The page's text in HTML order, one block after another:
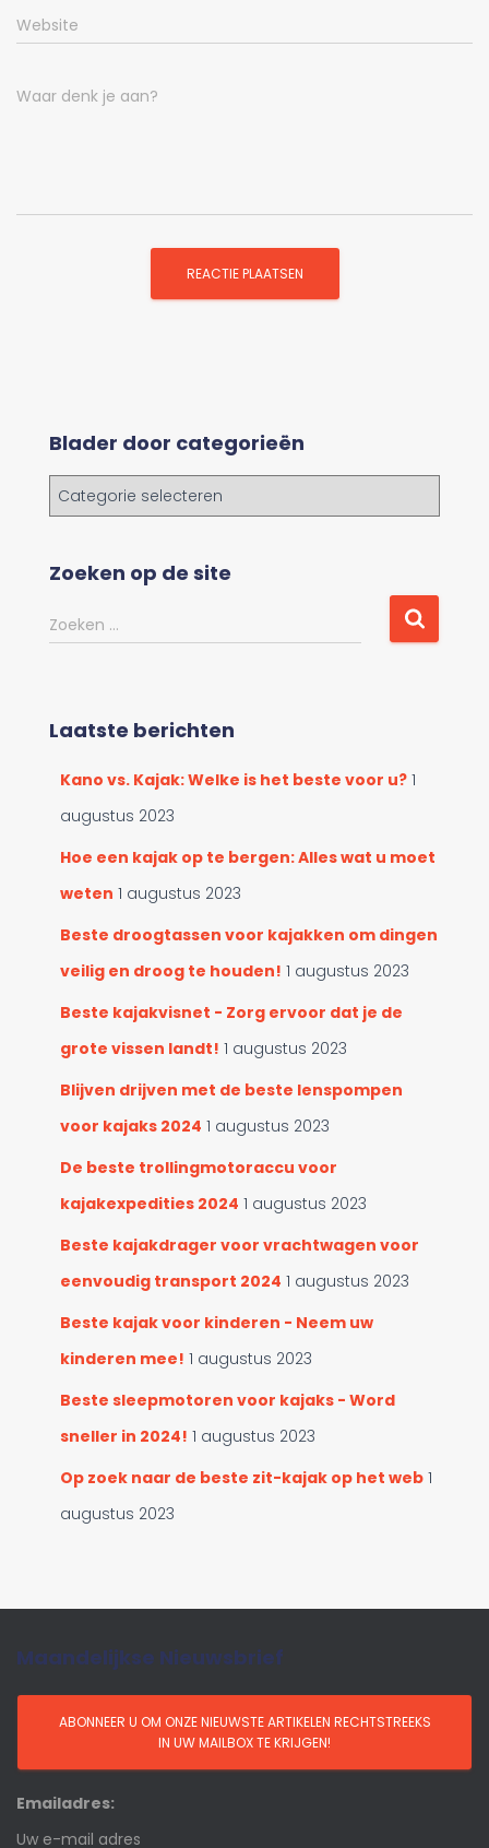
Website
Waar denk je aan?
Blader door categorieën
e
d
c
Zoeken op de site
Z
o
n
Zoeken …
Laatste berichten
Kano vs. Kajak: Welke is het beste voor u? 1
augustus 2023
Hoe een kajak op te bergen: Alles wat u moet
weten 1 augustus 2023
Beste droogtassen voor kajakken om dingen
veilig en droog te houden! 1 augustus 2023
Beste kajakvisnet - Zorg ervoor dat je de
grote vissen landt! 1 augustus 2023
Blijven drijven met de beste lenspompen
voor kajaks 2024 1 augustus 2023
De beste trollingmotoraccu voor
kajakexpedities 2024 1 augustus 2023
Beste kajakdrager voor vrachtwagen voor
eenvoudig transport 2024 1 augustus 2023
Beste kajak voor kinderen - Neem uw
kinderen mee! 1 augustus 2023
Beste sleepmotoren voor kajaks - Word
sneller in 2024! 1 augustus 2023
Op zoek naar de beste zit-kajak op het web 1
augustus 2023
Maandelijkse Nieuwsbrief
Emailadres: